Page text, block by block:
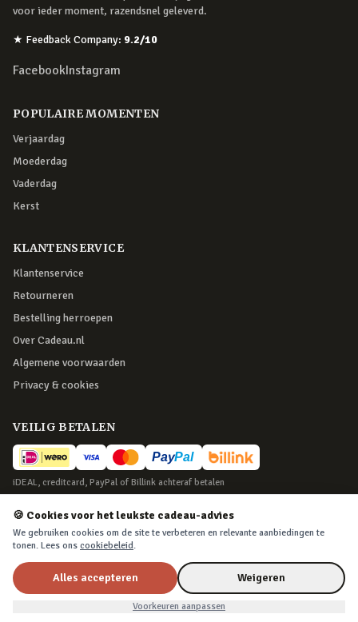
voor ieder moment, razendsnel geleverd.
★ Feedback Company: 9.2/10
FacebookInstagram
POPULAIRE MOMENTEN
Verjaardag
Moederdag
Vaderdag
Kerst
KLANTENSERVICE
Klantenservice
Retourneren
Bestelling herroepen
Over Cadeau.nl
Algemene voorwaarden
Privacy & cookies
VEILIG BETALEN
iDEAL, creditcard, PayPal of Billink achteraf betalen
BEZORGING
Voor 22:45 besteld, morgen in huis. Tot 365 dagen retourneren.
©2026Cadeau.nl — Alle rechten voorbehouden
Privacy & cookies·Cookievoorkeuren
🍪 Cookies voor het leukste cadeau-advies
We gebruiken cookies om de site te verbeteren en relevante aanbiedingen te
tonen. Lees ons cookiebeleid.
Alles accepteren Weigeren
Voorkeuren aanpassen